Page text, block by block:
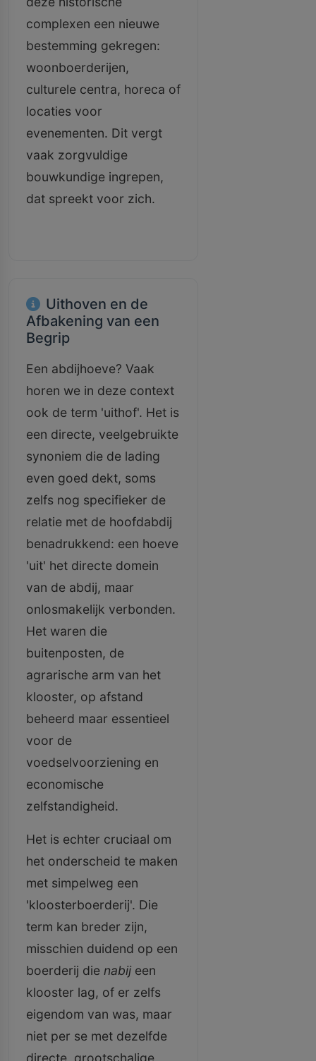
complexen een nieuwe
bestemming gekregen:
woonboerderijen,
culturele centra, horeca of
locaties voor
evenementen. Dit vergt
vaak zorgvuldige
bouwkundige ingrepen,
dat spreekt voor zich.
Uithoven en de
Afbakening van een
Begrip
Een abdijhoeve? Vaak
horen we in deze context
ook de term 'uithof'. Het is
een directe, veelgebruikte
synoniem die de lading
even goed dekt, soms
zelfs nog specifieker de
relatie met de hoofdabdij
benadrukkend: een hoeve
'uit' het directe domein
van de abdij, maar
onlosmakelijk verbonden.
Het waren die
buitenposten, de
agrarische arm van het
klooster, op afstand
beheerd maar essentieel
voor de
voedselvoorziening en
economische
zelfstandigheid.
Het is echter cruciaal om
het onderscheid te maken
met simpelweg een
'kloosterboerderij'. Die
term kan breder zijn,
misschien duidend op een
boerderij die nabij een
klooster lag, of er zelfs
eigendom van was, maar
niet per se met dezelfde
directe, grootschalige